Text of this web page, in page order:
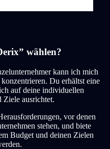
wählen?
kann ich mich
Du erhältst eine
auf deine individuellen
Ziele ausrichtet.
vor denen
stehen, und biete
Budget und deinen Zielen